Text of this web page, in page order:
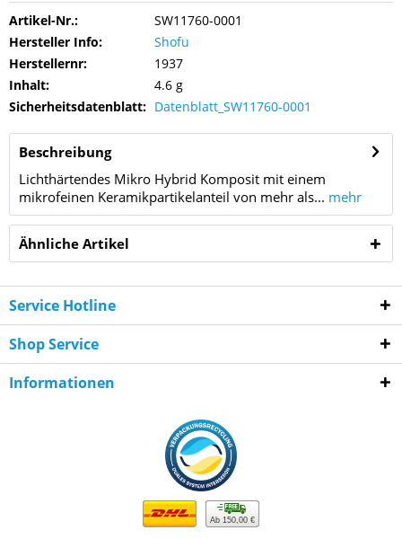
Artikel-Nr.:
SW11760-0001
Hersteller Info:
Shofu
Herstellernr:
1937
Inhalt:
4.6 g
Sicherheitsdatenblatt: Datenblatt_SW11760-0001
Beschreibung
Lichthärtendes Mikro Hybrid Komposit mit einem
mikrofeinen Keramikpartikelanteil von mehr als... mehr
Ähnliche Artikel
Service Hotline
Shop Service
Informationen
Ab 150,00 €